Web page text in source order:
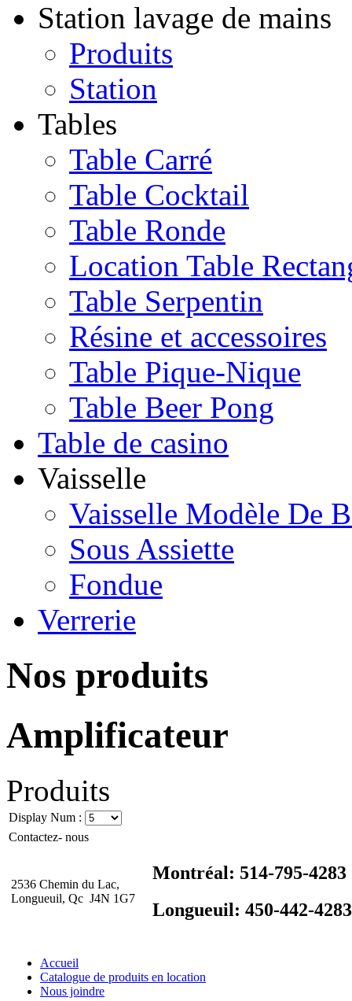
Station lavage de mains
Produits
Station
Tables
Table Carré
Table Cocktail
Table Ronde
Location Table
Table Serpentin
Résine et accessoires
Table Pique-Nique
Table Beer Pong
Table de casino
Vaisselle
Vaisselle Modèle De
Sous Assiette
Fondue
Verrerie
Nos produits
Amplificateur
Produits
Display Num :
Contactez- nous
2536 Chemin du Lac,
Longueuil, Qc J4N 1G7
Montréal: 514-795-4283
Longueuil: 450-442-4283
Accueil
Catalogue de produits en location
Nous joindre